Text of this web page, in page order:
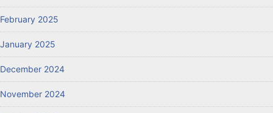
February 2025
January 2025
December 2024
November 2024